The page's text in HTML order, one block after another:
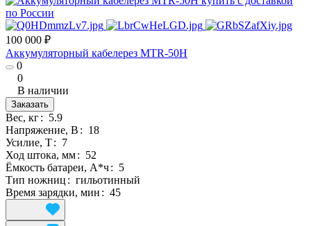
100 000 ₽
Аккумуляторный кабелерез MTR-50H
0
0
В наличии
Заказать
Вес, кг: 5.9
Напряжение, В : 18
Усилие, Т: 7
Ход штока, мм: 52
Ёмкость батареи, А*ч: 5
Тип ножниц : гильотинный
Время зарядки, мин : 45